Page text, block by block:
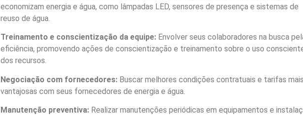
economizam energia e água, como lâmpadas LED, sensores de presença e sistemas de
reuso de água.
Treinamento e conscientização da equipe:Envolver seus colaboradores na busca
eficiência, promovendo ações de conscientização e treinamento sobre o uso
dos recursos.
Negociação com fornecedores:Buscar melhores condições contratuais e tarifas mais
vantajosas com seus fornecedores de energia e água.
Manutenção preventiva:Realizar manutenções periódicas em equipamentos e